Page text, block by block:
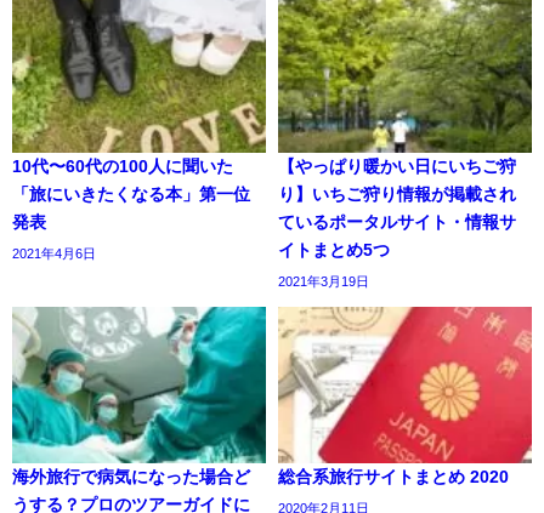
10代〜60代の100人に聞いた
「旅にいきたくなる本」第一位
発表
2021年4月6日
【やっぱり暖かい日にいちご狩
り】いちご狩り情報が掲載され
ているポータルサイト・情報サ
イトまとめ5つ
2021年3月19日
海外旅行で病気になった場合ど
うする？プロのツアーガイドに
総合系旅行サイトまとめ 2020
2020年2月11日